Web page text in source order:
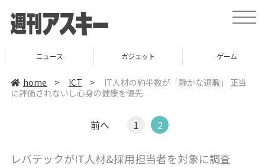
t
o
v
ニュース ガジェット ゲーム
home > ICT >
IT人材の約半数が「静かな退職」 正当
に評価されないし心身の健康を優先
前へ 1 2
レバテックがIT人材&採用担当者を対象に調査